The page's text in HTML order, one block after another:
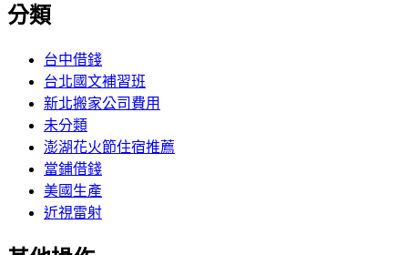
分類
台中借錢
台北國文補習班
新北搬家公司費用
未分類
澎湖花火節住宿推薦
當鋪借錢
美國生產
近視雷射